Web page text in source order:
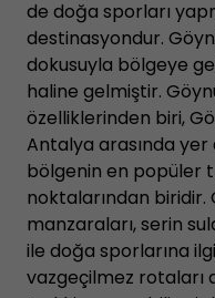
de doğa sporları
destinasyondur.
dokusuyla bölgeye
haline gelmiştir.
özelliklerinden biri,
Antalya arasında yer
bölgenin en popüler
noktalarından biridir.
manzaraları, serin
ile doğa sporlarına
vazgeçilmez rotaları